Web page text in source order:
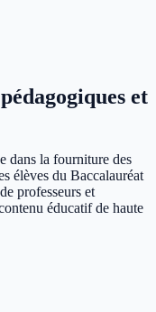
et
dans la fourniture des
élèves du Baccalauréat
professeurs et
éducatif de haute